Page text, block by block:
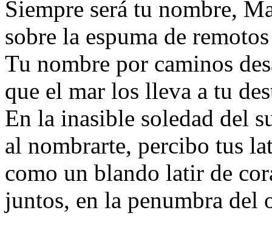
Siempre será tu nombre,
sobre la espuma de
Tu nombre por caminos
que el mar los lleva a tu
En la inasible soledad del
al nombrarte, percibo tus
como un blando latir de
juntos, en la penumbra del